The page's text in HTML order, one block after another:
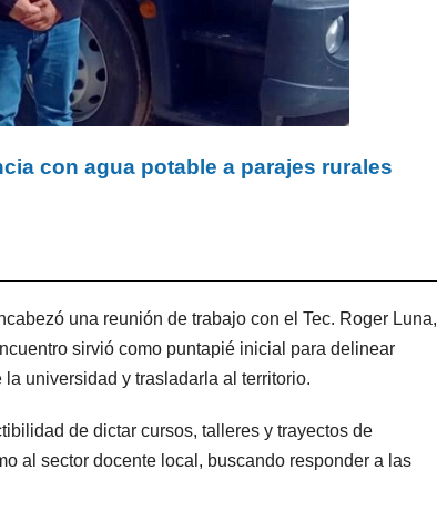
con agua potable a parajes rurales
una reunión de trabajo con el Tec. Roger Luna,
sirvió como puntapié inicial para delinear
universidad y trasladarla al territorio.
de dictar cursos, talleres y trayectos de
al sector docente local, buscando responder a las